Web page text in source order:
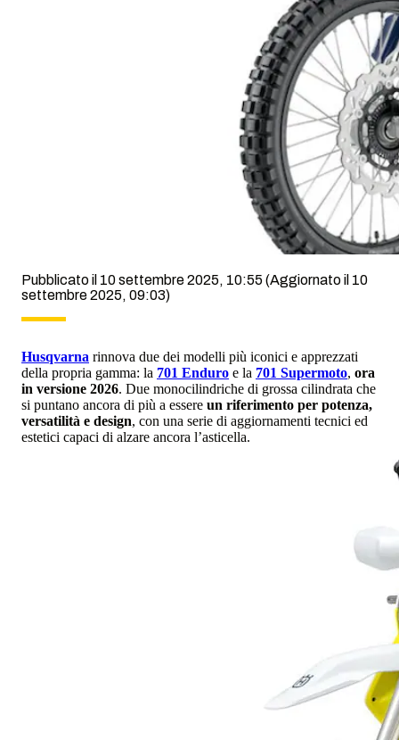
Pubblicato il 10 settembre 2025, 10:55 (Aggiornato il 10
settembre 2025, 09:03)
Husqvarna rinnova due dei modelli più iconici e apprezzati
della propria gamma: la 701 Enduro e la 701 Supermoto, ora
in versione 2026. Due monocilindriche di grossa cilindrata che
si puntano ancora di più a essere un riferimento per potenza,
versatilità e design, con una serie di aggiornamenti tecnici ed
estetici capaci di alzare ancora l’asticella.